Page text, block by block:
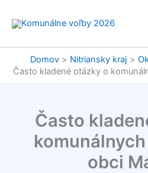
Domov Nitriansky kraj
Často kladené otázky o
Často
obci